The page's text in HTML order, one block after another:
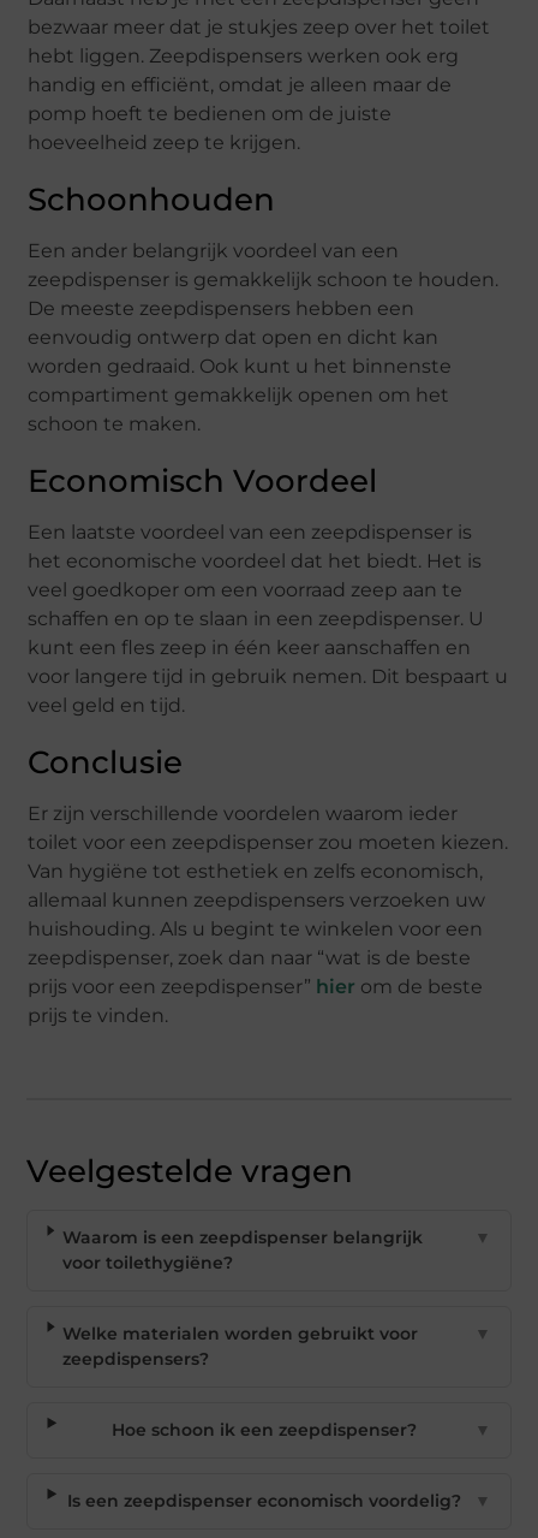
bezwaar meer dat je stukjes zeep over het toilet
hebt liggen. Zeepdispensers werken ook erg
handig en efficiënt, omdat je alleen maar de
pomp hoeft te bedienen om de juiste
hoeveelheid zeep te krijgen.
Schoonhouden
Een ander belangrijk voordeel van een
zeepdispenser is gemakkelijk schoon te houden.
De meeste zeepdispensers hebben een
eenvoudig ontwerp dat open en dicht kan
worden gedraaid. Ook kunt u het binnenste
compartiment gemakkelijk openen om het
schoon te maken.
Economisch Voordeel
Een laatste voordeel van een zeepdispenser is
het economische voordeel dat het biedt. Het is
veel goedkoper om een voorraad zeep aan te
schaffen en op te slaan in een zeepdispenser. U
kunt een fles zeep in één keer aanschaffen en
voor langere tijd in gebruik nemen. Dit bespaart u
veel geld en tijd.
Conclusie
Er zijn verschillende voordelen waarom ieder
toilet voor een zeepdispenser zou moeten kiezen.
Van hygiëne tot esthetiek en zelfs economisch,
allemaal kunnen zeepdispensers verzoeken uw
huishouding. Als u begint te winkelen voor een
zeepdispenser, zoek dan naar “wat is de beste
prijs voor een zeepdispenser” hier om de beste
prijs te vinden.
Veelgestelde vragen
Waarom is een zeepdispenser belangrijk
voor toilethygiëne?
▼
Welke materialen worden gebruikt voor
zeepdispensers?
▼
Hoe schoon ik een zeepdispenser? ▼
Is een zeepdispenser economisch voordelig? ▼